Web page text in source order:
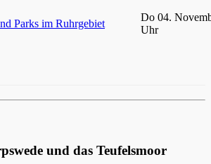
Parks im Ruhrgebiet
Do 04.
Uhr
und das Teufelsmoor